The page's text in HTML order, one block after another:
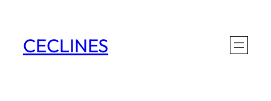
contenido
CECLINES